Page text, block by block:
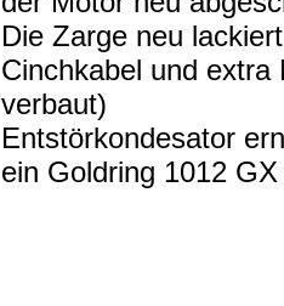
Die Zarge neu lackiert
Cinchkabel und
verbaut)
Entstörkondesator
ein Goldring 1012